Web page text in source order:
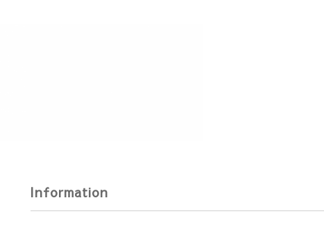
Information